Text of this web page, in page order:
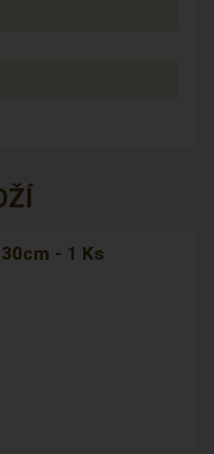
- 1 Ks